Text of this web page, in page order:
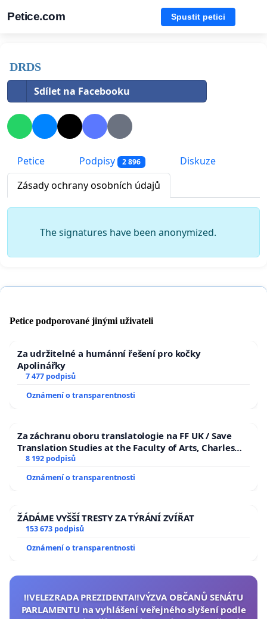
Petice.com Spustit petici
DRDS
Sdílet na Facebooku
Petice Podpisy 2 896
Diskuze
Zásady ochrany osobních údajů
The signatures have been anonymized.
Petice podporované jinými uživateli
Za udržitelné a humánní řešení pro kočky
Apolinářky
7 477 podpisů
Oznámení o transparentnosti
Za záchranu oboru translatologie na FF UK / Save
Translation Studies at the Faculty of Arts, Charles
University
8 192 podpisů
Oznámení o transparentnosti
ŽÁDÁME VYŠŠÍ TRESTY ZA TÝRÁNÍ ZVÍŘAT
153 673 podpisů
Oznámení o transparentnosti
‼️VELEZRADA PREZIDENTA‼️VÝZVA OBČANŮ SENÁTU
PARLAMENTU na vyhlášení veřejného slyšení podle